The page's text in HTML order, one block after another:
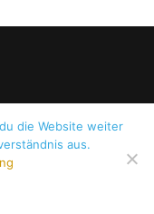
2024
die Website weiter
aus.